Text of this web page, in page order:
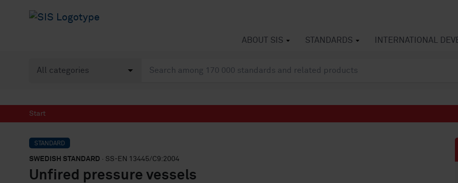
ABOUT SIS STANDARDS INTERNATIONAL
Start
STANDARD
SWEDISH STANDARD · SS-EN 13445/C9:2004
Unfired pressure vessels